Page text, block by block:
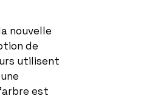
nouvelle
de
utilisent
est